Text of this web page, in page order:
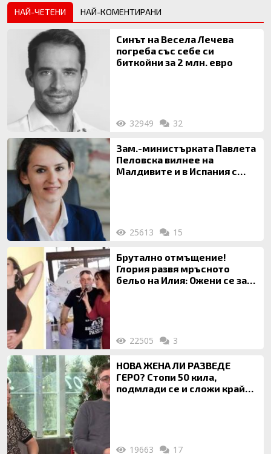
НАЙ-ЧЕТЕНИ НАЙ-КОМЕНТИРАНИ
Синът на Весела Лечева
погреба със себе си
биткойни за 2 млн. евро
32949 32
Зам.-министърката Павлета
Пеловска вилнее на
Малдивите и в Испания с
25613 15
Брутално отмъщение!
Глория развя мръсното
бельо на Илия: Ожени се за
22505 3
НОВА ЖЕНА ЛИ РАЗВЕДЕ
ГЕРО? Стопи 50 кила,
подмлади се и сложи край
19663 17